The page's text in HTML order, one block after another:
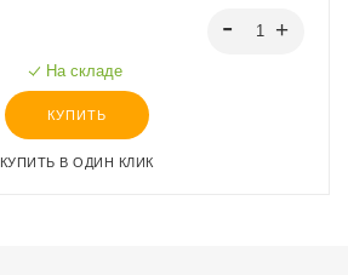
На складе
КУПИТЬ
КУПИТЬ В ОДИН КЛИК